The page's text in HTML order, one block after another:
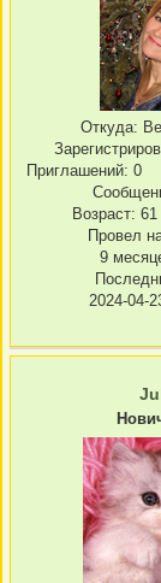
Откуда:
Приглашений: 0
Возраст: 61
Провел
9
2024-04-